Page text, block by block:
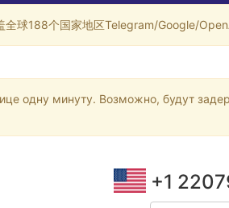
全球188个国家地区Telegram/Google/
одну минуту. Возможно, будут
+1